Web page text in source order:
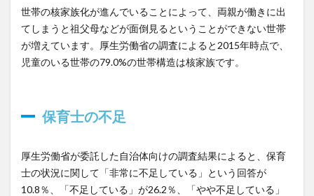
世帯の核家族化が進んでいることによって、両親が働きに出
てしまうと祖父母などが面倒見るということができない世帯
が増えています。厚生労働省の調査によると2015年時点で、
児童のいる世帯の79.0%の世帯構造は核家族です。
保育士の不足
厚生労働省が委託した自治体向けの調査結果によると、保育
士の状況に関して「非常に不足している」という回答が
10.8％、「不足している」が26.2％、「やや不足している」